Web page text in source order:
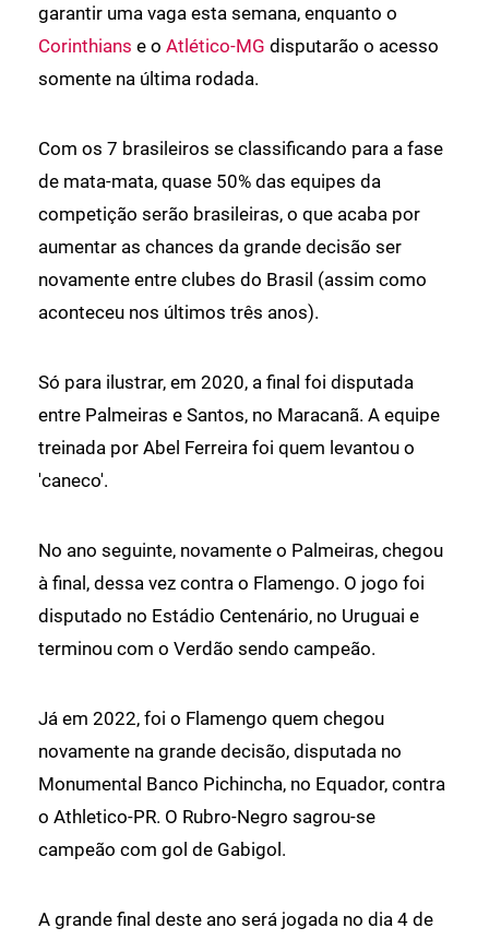
garantir uma vaga esta semana, enquanto o
Corinthians e o Atlético-MG disputarão o acesso
somente na última rodada.
Com os 7 brasileiros se classificando para a fase
de mata-mata, quase 50% das equipes da
competição serão brasileiras, o que acaba por
aumentar as chances da grande decisão ser
novamente entre clubes do Brasil (assim como
aconteceu nos últimos três anos).
Só para ilustrar, em 2020, a final foi disputada
entre Palmeiras e Santos, no Maracanã. A equipe
treinada por Abel Ferreira foi quem levantou o
'caneco'.
No ano seguinte, novamente o Palmeiras, chegou
à final, dessa vez contra o Flamengo. O jogo foi
disputado no Estádio Centenário, no Uruguai e
terminou com o Verdão sendo campeão.
Já em 2022, foi o Flamengo quem chegou
novamente na grande decisão, disputada no
Monumental Banco Pichincha, no Equador, contra
o Athletico-PR. O Rubro-Negro sagrou-se
campeão com gol de Gabigol.
A grande final deste ano será jogada no dia 4 de